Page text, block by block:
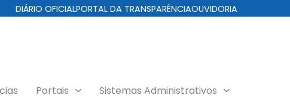
DIÁRIO OFICIALPORTAL DA TRANSPARÊNCIAOUVIDORIA
Portais Sistemas Administrativos